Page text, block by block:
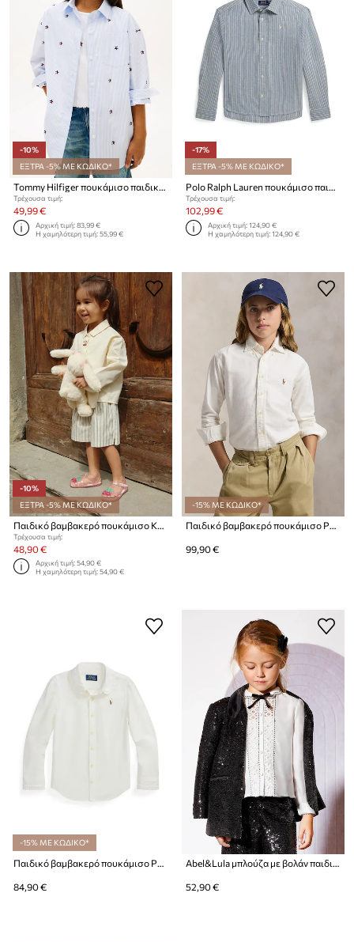
-10%
ΕΞΤΡΑ -5% ΜΕ ΚΩΔΙΚΟ*
Tommy Hilfiger πουκάμισο παιδικό βαμβακερό
Τρέχουσα τιμή:
49,99 €
Αρχική τιμή:83,99 €
Η χαμηλότερη τιμή:55,99 €
-17%
ΕΞΤΡΑ -5% ΜΕ ΚΩΔΙΚΟ*
Polo Ralph Lauren πουκάμισο παιδικό με λινό
Τρέχουσα τιμή:
102,99 €
Αρχική τιμή:124,90 €
Η χαμηλότερη τιμή:124,90 €
-10%
ΕΞΤΡΑ -5% ΜΕ ΚΩΔΙΚΟ*
Τρέχουσα τιμή:
48,90 €
Αρχική τιμή:54,90 €
Η χαμηλότερη τιμή:54,90 €
-15% ΜΕ ΚΩΔΙΚΟ*
99,90 €
-15% ΜΕ ΚΩΔΙΚΟ*
Παιδικό βαμβακερό πουκάμισο Polo Ralph Lauren
84,90 €
Abel&Lula μπλούζα με βολάν παιδική βαμβακερή
52,90 €